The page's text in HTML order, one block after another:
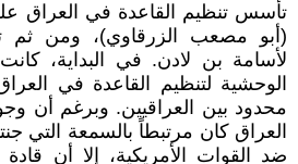
تأسس تنظيم القاعدة في العراق
(أبو مصعب الزرقاوي)، ومن ثم
لأسامة بن لادن. في البداية، كانت
الوحشية لتنظيم القاعدة في
محدود بين العراقيين. وبرغم أن
العراق كان مرتبطاً بالسمعة التي
ضد القوات الأمريكية، إلا أن